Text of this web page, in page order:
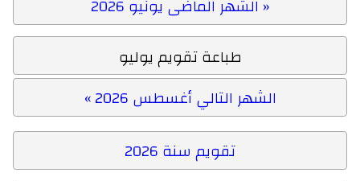
« الشهر الماضى يونيو 2026
طباعة تقويم يوليو
الشهر التالي أغسطس 2026 »
تقويم سنة 2026